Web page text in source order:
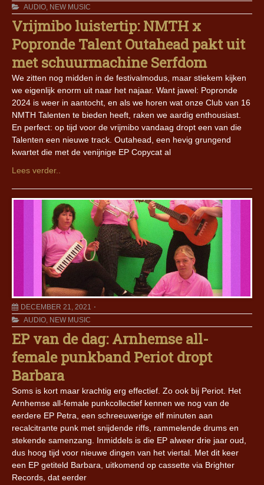
AUDIO, NEW MUSIC
Vrijmibo luistertip: NMTH x
Popronde Talent Outahead pakt uit
met schuurmachine Serfdom
We zitten nog midden in de festivalmodus, maar stiekem kijken
we eigenlijk enorm uit naar het najaar. Want jawel: Popronde
2024 is weer in aantocht, en als we horen wat onze Club van 16
NMTH Talenten te bieden heeft, raken we aardig enthousiast.
En perfect: op tijd voor de vrijmibo vandaag dropt een van die
Talenten een nieuwe track. Outahead, een hevig grungend
kwartet die met de venijnige EP Copycat al
Lees verder..
DECEMBER 21, 2021
AUDIO, NEW MUSIC
EP van de dag: Arnhemse all-
female punkband Periot dropt
Barbara
Soms is kort maar krachtig erg effectief. Zo ook bij Periot. Het
Arnhemse all-female punkcollectief kennen we nog van de
eerdere EP Petra, een schreeuwerige elf minuten aan
recalcitrante punk met snijdende riffs, rammelende drums en
stekende samenzang. Inmiddels is die EP alweer drie jaar oud,
dus hoog tijd voor nieuwe dingen van het viertal. Met dit keer
een EP getiteld Barbara, uitkomend op cassette via Brighter
Records, dat eerder